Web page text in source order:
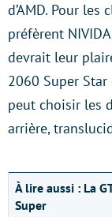
d’AMD. Pour
préfèrent
devrait leur
2060 Super
peut choisir les
arrière,
À lire aussi : La
Super